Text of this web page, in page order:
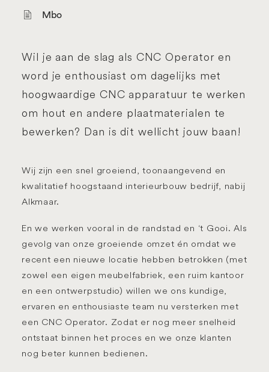
Mbo
Wil je aan de slag als CNC Operator en
word je enthousiast om dagelijks met
hoogwaardige CNC apparatuur te werken
om hout en andere plaatmaterialen te
bewerken? Dan is dit wellicht jouw baan!
Wij zijn een snel groeiend, toonaangevend en
kwalitatief hoogstaand interieurbouw bedrijf, nabij
Alkmaar.
En we werken vooral in de randstad en ‘t Gooi. Als
gevolg van onze groeiende omzet én omdat we
recent een nieuwe locatie hebben betrokken (met
zowel een eigen meubelfabriek, een ruim kantoor
en een ontwerpstudio) willen we ons kundige,
ervaren en enthousiaste team nu versterken met
een CNC Operator. Zodat er nog meer snelheid
ontstaat binnen het proces en we onze klanten
nog beter kunnen bedienen.